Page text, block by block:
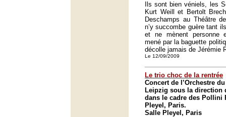
Ils sont bien véniels, les
Kurt Weill et Bertolt
Deschamps au Théâtre
n’y succombe guère tant
et ne mènent personne
mené par la baguette
décolle jamais de Jérémie
Le 12/09/2009
Le trio choc de la rentrée
Concert de l’Orchestre
Leipzig sous la direction
dans le cadre des Pollini
Pleyel, Paris.
Salle Pleyel, Paris